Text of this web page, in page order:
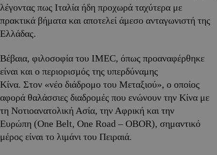
λέγοντας πως Ιταλία ήδη προχωρά ταχύτερα με
πρακτικά βήματα και αποτελεί άμεσο ανταγωνιστή της
Ελλάδας.
Βέβαια, φιλοσοφία του IMEC, όπως προαναφέρθηκε
είναι και ο περιορισμός της υπερδύναμης
Κίνα. Στον «νέο διάδρομο του Μεταξιού», ο οποίος
αφορά θαλάσσιες διαδρομές που ενώνουν την Κίνα με
τη Νοτιοανατολική Ασία, την Αφρική και την
Ευρώπη (One Belt, One Road – OBOR), σημαντικό
μέρος είναι το λιμάνι του Πειραιά.